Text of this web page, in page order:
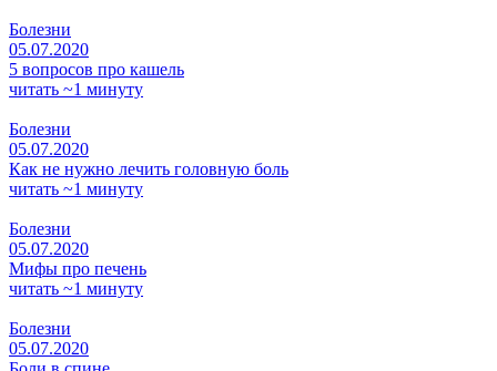
Болезни
05.07.2020
5 вопросов про кашель
читать ~1 минуту
Болезни
05.07.2020
Как не нужно лечить головную боль
читать ~1 минуту
Болезни
05.07.2020
Мифы про печень
читать ~1 минуту
Болезни
05.07.2020